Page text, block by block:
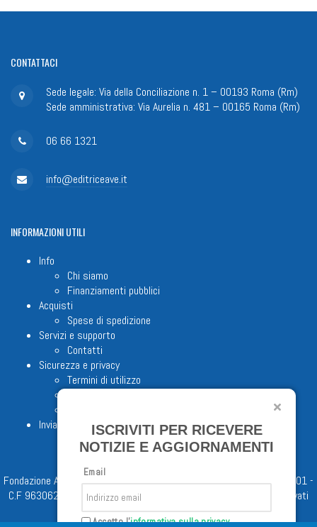
CONTATTACI
Sede legale: Via della Conciliazione n. 1 – 00193 Roma (Rm)
Sede amministrativa: Via Aurelia n. 481 – 00165 Roma (Rm)
06 66 1321
info@editriceave.it
INFORMAZIONIUTILI
Info
Chi siamo
Finanziamenti pubblici
Acquisti
Spese di spedizione
Servizi e supporto
Contatti
Sicurezza e privacy
Termini di utilizzo
Invia proposta editoriale
Fondazione Apostolicam Actuositatem ETS © 2023 - P.I. 05398481001 -
C.F 96306220581 - REA 888781 del 23/02/98 - Tutti i diritti riservati
ISCRIVITI PER RICEVERE
NOTIZIE E AGGIORNAMENTI
Email
Accetto l'informativa sulla privacy